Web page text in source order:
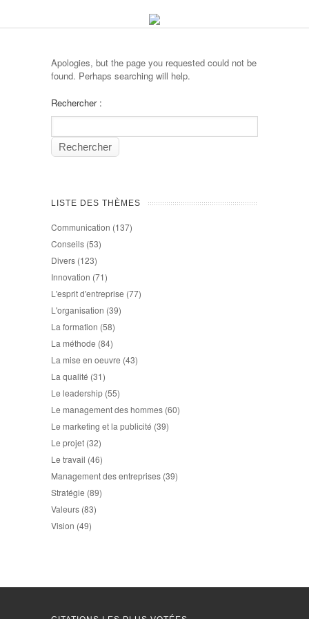
Apologies, but the page you requested could not be
found. Perhaps searching will help.
Rechercher :
LISTE DES THÈMES
Communication (137)
Conseils (53)
Divers (123)
Innovation (71)
L'esprit d'entreprise (77)
L'organisation (39)
La formation (58)
La méthode (84)
La mise en oeuvre (43)
La qualité (31)
Le leadership (55)
Le management des hommes (60)
Le marketing et la publicité (39)
Le projet (32)
Le travail (46)
Management des entreprises (39)
Stratégie (89)
Valeurs (83)
Vision (49)